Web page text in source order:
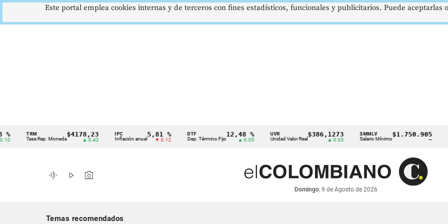
Cintillo
indicadores
económicos
TRM
Tasa Rep. Moneda
$4178,23
▲ 0.42
IPC
Inflación anual
5,81 %
▼ 0.12
DTF
Dep. Término Fijo
12,48 %
▲ 0.05
UVR
Unidad Valor Real
$386,1273
▲ 0.03
SMMLV
Salario Mínimo
$1.750.905 BRENT
Petróleo
graphic_eq play_arrow photo_camera
Domingo, 9 de Agosto de 2026
Temas recomendados
Este portal emplea cookies internas y de terceros con fines estadísticos, funcionales y publicitarios. Puede aceptarlas